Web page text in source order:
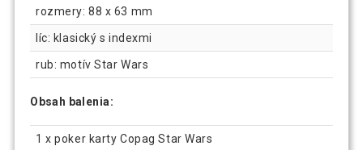
rozmery: 88 x 63 mm
líc: klasický s indexmi
rub: motív Star Wars
Obsah balenia:
1 x poker karty Copag Star Wars